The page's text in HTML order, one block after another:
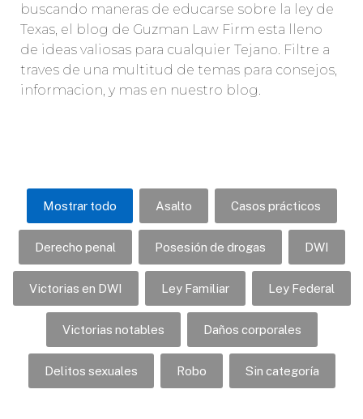
buscando maneras de educarse sobre la ley de
Texas, el blog de Guzman Law Firm esta lleno
de ideas valiosas para cualquier Tejano. Filtre a
traves de una multitud de temas para consejos,
informacion, y mas en nuestro blog.
Mostrar todo Asalto Casos prácticos
Derecho penal Posesión de drogas DWI
Victorias en DWI Ley Familiar Ley Federal
Victorias notables Daños corporales
Delitos sexuales Robo Sin categoría